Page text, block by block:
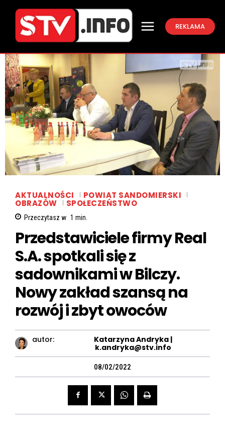
REKLAMA
AKTUALNOŚCI POWIAT SANDOMIERSKI
OBRAZÓW SPOŁECZEŃSTWO
Przeczytasz w 1 min.
Przedstawiciele firmy Real
S.A. spotkali się z
sadownikami w Bilczy.
Nowy zakład szansą na
rozwój i zbyt owoców
autor:
Katarzyna Andryka |
k.andryka@stv.info
08/02/2022